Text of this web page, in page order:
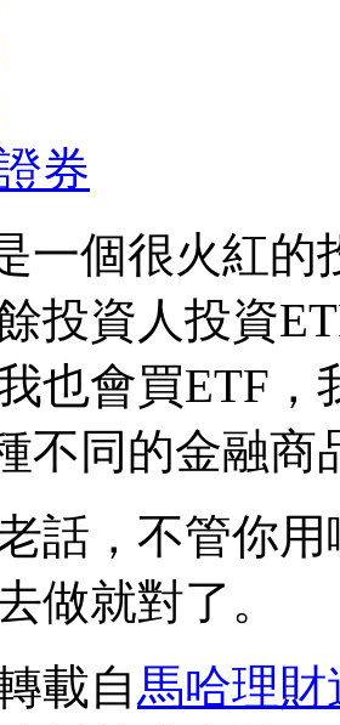
券
一個很火紅
投資人投資
也會買ETF
不同的金融商
話，不管你
做就對了。
載自馬哈理財